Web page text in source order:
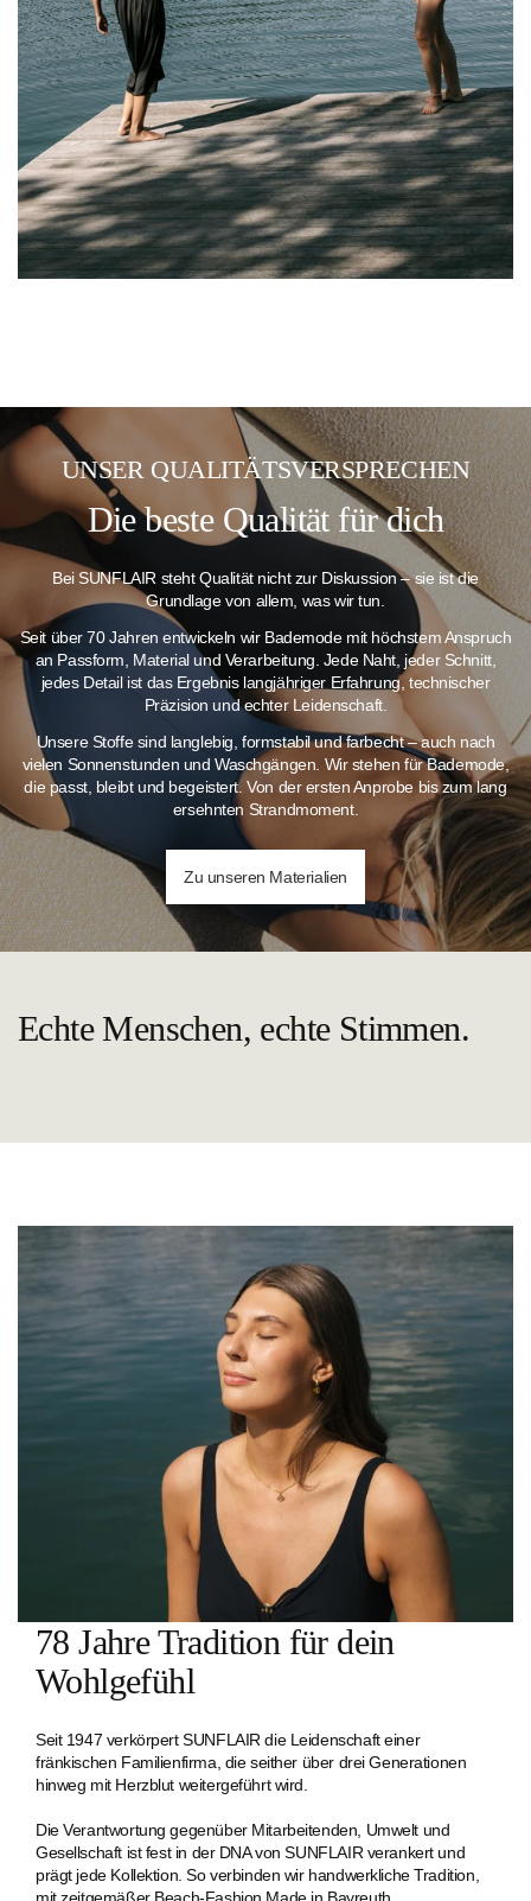
Color
Up
Top
Up
Top
UNSER QUALITÄTSVERSPRECHEN
Die beste Qualität für dich
Bei SUNFLAIR steht Qualität nicht zur Diskussion – sie ist die
Grundlage von allem, was wir tun.
Seit über 70 Jahren entwickeln wir Bademode mit höchstem Anspruch
an Passform, Material und Verarbeitung. Jede Naht, jeder Schnitt,
jedes Detail ist das Ergebnis langjähriger Erfahrung, technischer
Präzision und echter Leidenschaft.
Unsere Stoffe sind langlebig, formstabil und farbecht – auch nach
vielen Sonnenstunden und Waschgängen. Wir stehen für Bademode,
die passt, bleibt und begeistert. Von der ersten Anprobe bis zum lang
ersehnten Strandmoment.
Zu unseren Materialien
Echte Menschen, echte Stimmen.
78 Jahre Tradition für dein
Wohlgefühl
Seit 1947 verkörpert SUNFLAIR die Leidenschaft einer
fränkischen Familien­firma, die seither über drei Generationen
hinweg mit Herzblut weitergeführt wird.
Die Verantwortung gegenüber Mitarbeitenden, Umwelt und
Gesellschaft ist fest in der DNA von SUNFLAIR verankert und
prägt jede Kollektion. So verbinden wir handwerkliche Tradition,